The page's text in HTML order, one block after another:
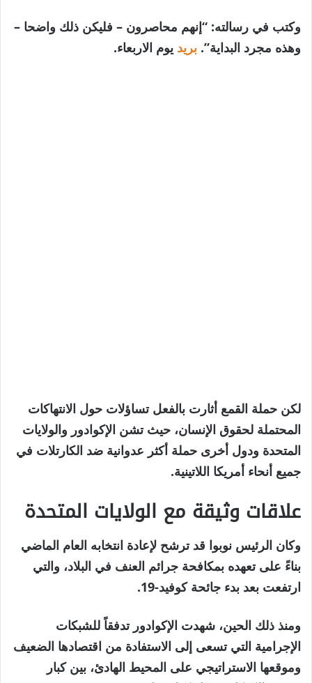
وكتب في رسالته: “إنهم محاصرون – فليكن ذلك واضحا –
وهذه مجرد البداية”. بريد يوم الاربعاء.
لكن حملة القمع أثارت بالفعل تساؤلات حول الانتهاكات
المحتملة لحقوق الإنسان، حيث تشن الإكوادور والولايات
المتحدة ودول أخرى حملة أكثر عدوانية ضد الكارتلات في
جميع أنحاء أمريكا اللاتينية.
علاقات وثيقة مع الولايات المتحدة
وكان الرئيس نوبوا قد ترشح لإعادة انتخابه العام الماضي
بناءً على تعهده بمكافحة جرائم العنف في البلاد، والتي
ارتفعت بعد بدء جائحة كوفيد-19.
ومنذ ذلك الحين، شهدت الإكوادور تدفقاً للشبكات
الإجرامية التي تسعى إلى الاستفادة من اقتصادها الضعيف
وموقعها الاستراتيجي على المحيط الهادئ، بين كبار